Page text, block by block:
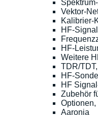
Vektor-
Kalibrier-
HF-
HF-
Weitere
TDR/
HF-
HF
Zubehör
Aaronia